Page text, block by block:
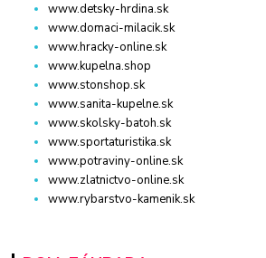
www.detsky-hrdina.sk
www.domaci-milacik.sk
www.hracky-online.sk
www.kupelna.shop
www.stonshop.sk
www.sanita-kupelne.sk
www.skolsky-batoh.sk
www.sportaturistika.sk
www.potraviny-online.sk
www.zlatnictvo-online.sk
www.rybarstvo-kamenik.sk